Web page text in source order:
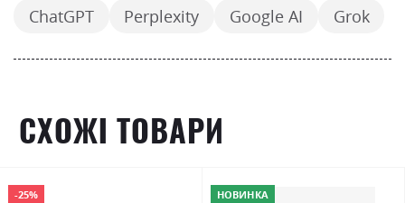
ChatGPT Perplexity Google AI Grok
СХОЖІ ТОВАРИ
-25%
НОВИНКА